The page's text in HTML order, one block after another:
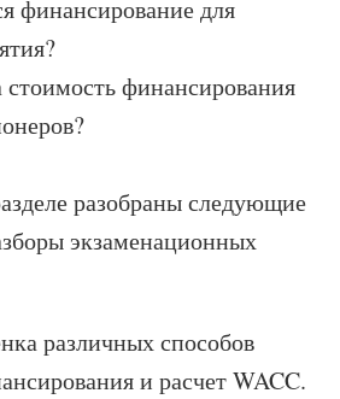
финансирование для
стоимость финансирования
разобраны следующие
экзаменационных
различных способов
и расчет WACC.